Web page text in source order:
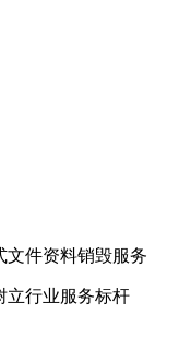
文件资料销毁服务
立行业服务标杆